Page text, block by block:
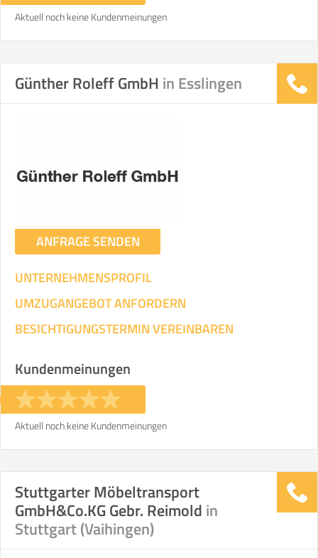
Aktuell noch keine Kundenmeinungen
Günther Roleff GmbH in Esslingen
ANFRAGE SENDEN
UNTERNEHMENSPROFIL
UMZUGANGEBOT ANFORDERN
BESICHTIGUNGSTERMIN VEREINBAREN
Kundenmeinungen
Aktuell noch keine Kundenmeinungen
Stuttgarter Möbeltransport
GmbH&Co.KG Gebr. Reimold in
Stuttgart (Vaihingen)